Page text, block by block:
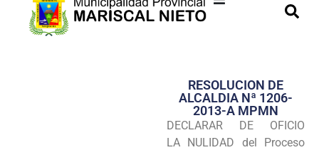
Transparencia
Seguridad
RESOLUCION DE
ALCALDIA Nª 1206-
2013-A MPMN
DECLARAR DE OFICIO
LA NULIDAD del Proceso